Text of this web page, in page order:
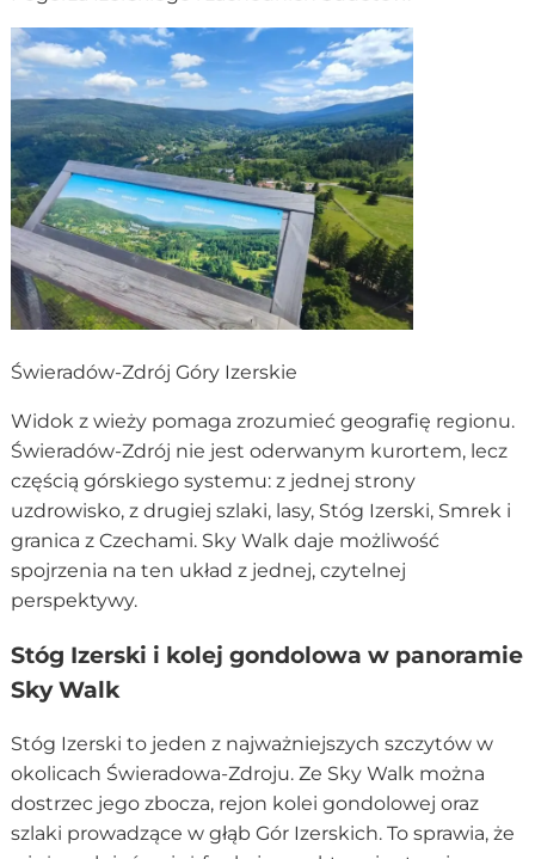
Świeradów-Zdrój Góry Izerskie
Widok z wieży pomaga zrozumieć geografię regionu.
Świeradów-Zdrój nie jest oderwanym kurortem, lecz
częścią górskiego systemu: z jednej strony
uzdrowisko, z drugiej szlaki, lasy, Stóg Izerski, Smrek i
granica z Czechami. Sky Walk daje możliwość
spojrzenia na ten układ z jednej, czytelnej
perspektywy.
Stóg Izerski i kolej gondolowa w panoramie
Sky Walk
Stóg Izerski to jeden z najważniejszych szczytów w
okolicach Świeradowa-Zdroju. Ze Sky Walk można
dostrzec jego zbocza, rejon kolei gondolowej oraz
szlaki prowadzące w głąb Gór Izerskich. To sprawia, że